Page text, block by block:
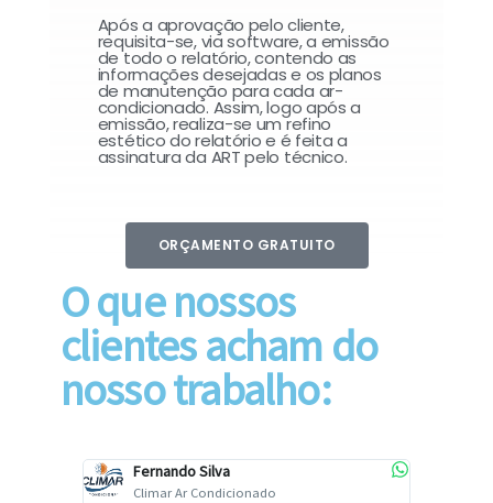
Após a aprovação pelo cliente,
requisita-se, via software, a emissão
de todo o relatório, contendo as
informações desejadas e os planos
de manutenção para cada ar-
condicionado. Assim, logo após a
emissão, realiza-se um refino
estético do relatório e é feita a
assinatura da ART pelo técnico.
ORÇAMENTO GRATUITO
O que nossos
clientes acham do
nosso trabalho:
Fernando Silva
Climar Ar Condicionado